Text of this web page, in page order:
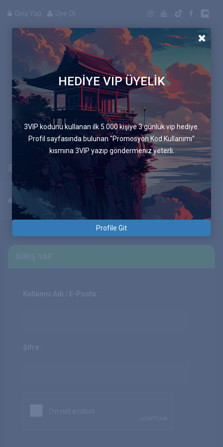
Giriş Yap Üye Ol
Manga
Uygulamayı İndir
Anasayfa
Kullanıcı Adı / E-Posta:
Şifre:
HEDİYE VIP ÜYELİK
3VIP kodunu kullanan ilk 5.000 kişiye 3 günlük vip hediye.
Profil sayfasında bulunan "Promosyon Kod Kullanımı"
kısmına 3VIP yazıp göndermeniz yeterli.
Profile Git